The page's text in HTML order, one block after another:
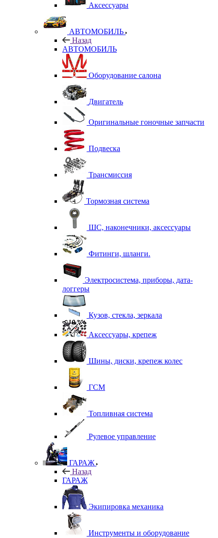
Аксессуары
АВТОМОБИЛЬ
Назад
АВТОМОБИЛЬ
Оборудование салона
Двигатель
Оригинальные гоночные запчасти
Подвеска
Трансмиссия
Тормозная система
ШС, наконечники, аксессуары
Фитинги, шланги.
Электросистема, приборы, дата-
логгеры
Кузов, стекла, зеркала
Аксессуары, крепеж
Шины, диски, крепеж колес
ГСМ
Топливная система
Рулевое управление
ГАРАЖ
Назад
ГАРАЖ
Экипировка механика
Инструменты и оборудование